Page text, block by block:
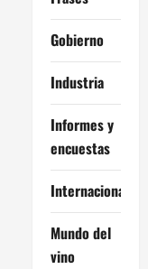
Gobierno
Industria
Informes y
encuestas
Internacional
Mundo del
vino